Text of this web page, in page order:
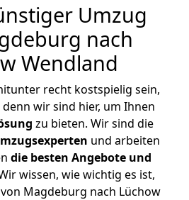
Umzug
nach
Wendland
recht kostspielig sein,
wir sind hier, um Ihnen
zu bieten. Wir sind die
und arbeiten
die besten Angebote und
wissen, wie wichtig es ist,
Magdeburg nach Lüchow